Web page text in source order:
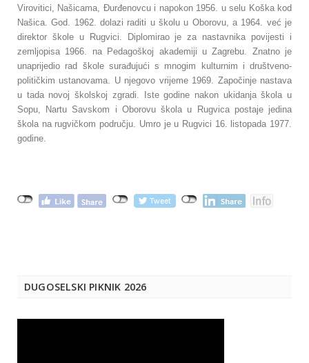
Virovitici, Našicama, Đurđenovcu i napokon 1956. u selu Koška kod
Našica. God. 1962. dolazi raditi u školu u Oborovu, a 1964. već je
direktor škole u Rugvici. Diplomirao je za nastavnika povijesti i
zemljopisa 1966. na Pedagoškoj akademiji u Zagrebu. Znatno je
unaprijedio rad škole surađujući s mnogim kulturnim i društveno-
političkim ustanovama. U njegovo vrijeme 1969. Započinje nastava
u tada novoj školskoj zgradi. Iste godine nakon ukidanja škola u
Sopu, Nartu Savskom i Oborovu škola u Rugvica postaje jedina
škola na rugvičkom području. Umro je u Rugvici 16. listopada 1977.
godine.
DUGOSELSKI PIKNIK 2026